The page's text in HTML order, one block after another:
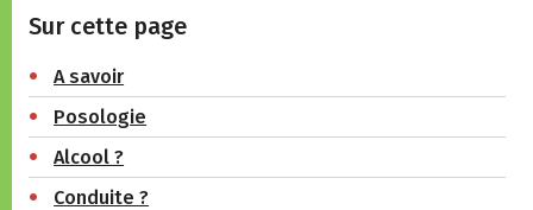
Sur cette page
A savoir
Posologie
Alcool ?
Conduite ?